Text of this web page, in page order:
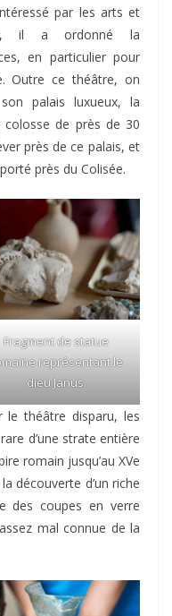
par les arts et
il a ordonné la
en particulier pour
Outre ce théâtre, on
palais luxueux, la
de près de 30
près de ce palais, et
près du Colisée.
Fragment de statue
représentant le
dieu Janus.
le théâtre disparu, les
d’une strate entière
romain jusqu’au XVe
découverte d’un riche
des coupes en verre
mal connue de la